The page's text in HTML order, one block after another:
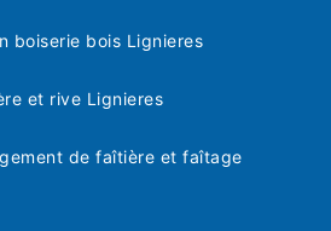
boiserie bois Lignieres
et rive Lignieres
de faîtière et faîtage